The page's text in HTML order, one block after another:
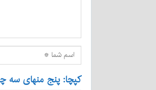
کپچا: پنج منهای سه